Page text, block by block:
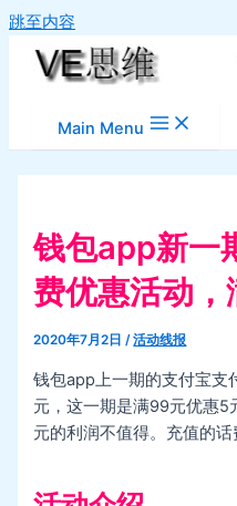
跳至内容
Main Menu
钱包app新一
费优惠活动
2020年7月2日/活动线报
钱包app上一期的支付宝支
元，这一期是满99元优惠5
元的利润不值得。充值的话